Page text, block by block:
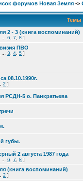
форумов Новая Земля ->
Темы
2 - 3 (книга воспоминаний)
6 7 8 ]
ПВО
3 4 5 ]
08.10.1990г.
2 ]
РСДН-5 о. Панкратьева
губы.
2 августа 1987 года
6 7 8 ]
(книга воспоминаний)
2 ]